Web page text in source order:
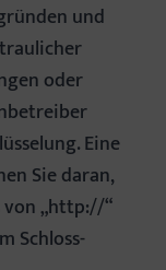
und
oder
Eine
Sie daran,
von „http://“
Schloss-